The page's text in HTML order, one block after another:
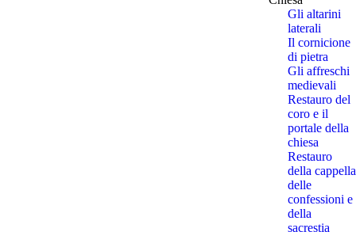
Gli altarini
laterali
Il cornicione
di pietra
Gli affreschi
medievali
Restauro del
coro e il
portale della
chiesa
Restauro
della cappella
delle
confessioni e
della
sacrestia